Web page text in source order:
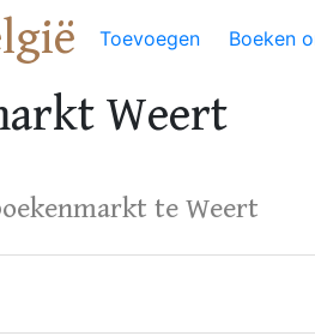
Toevoegen Boeken
Weert
te Weert